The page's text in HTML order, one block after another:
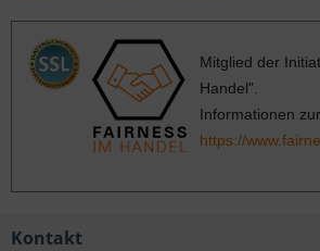
Mitglied der
Handel".
Informationen
https://
Kontakt